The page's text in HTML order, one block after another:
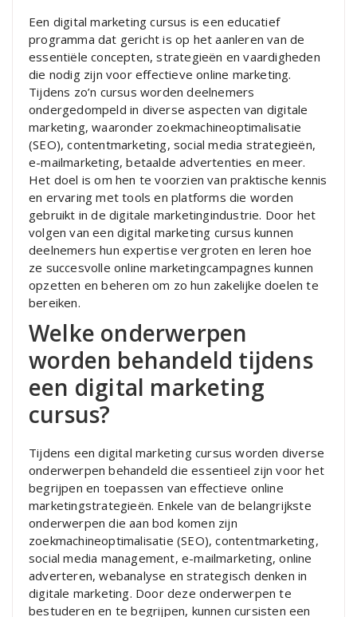
Een digital marketing cursus is een educatief
programma dat gericht is op het aanleren van de
essentiële concepten, strategieën en vaardigheden
die nodig zijn voor effectieve online marketing.
Tijdens zo’n cursus worden deelnemers
ondergedompeld in diverse aspecten van digitale
marketing, waaronder zoekmachineoptimalisatie
(SEO), contentmarketing, social media strategieën,
e-mailmarketing, betaalde advertenties en meer.
Het doel is om hen te voorzien van praktische kennis
en ervaring met tools en platforms die worden
gebruikt in de digitale marketingindustrie. Door het
volgen van een digital marketing cursus kunnen
deelnemers hun expertise vergroten en leren hoe
ze succesvolle online marketingcampagnes kunnen
opzetten en beheren om zo hun zakelijke doelen te
bereiken.
Welke onderwerpen
worden behandeld tijdens
een digital marketing
cursus?
Tijdens een digital marketing cursus worden diverse
onderwerpen behandeld die essentieel zijn voor het
begrijpen en toepassen van effectieve online
marketingstrategieën. Enkele van de belangrijkste
onderwerpen die aan bod komen zijn
zoekmachineoptimalisatie (SEO), contentmarketing,
social media management, e-mailmarketing, online
adverteren, webanalyse en strategisch denken in
digitale marketing. Door deze onderwerpen te
bestuderen en te begrijpen, kunnen cursisten een